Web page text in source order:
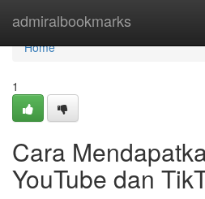
admiralbookmarks
Home
Home
1
Cara
YouTube dan